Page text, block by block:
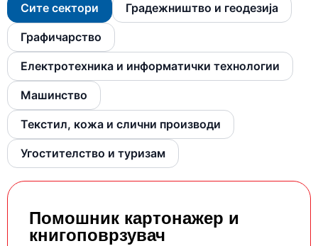
Сите сектори Градежништво и геодезија
Графичарство
Електротехника и информатички технологии
Машинство
Текстил, кожа и слични производи
Угостителство и туризам
Помошник картонажер и
книгоповрзувач